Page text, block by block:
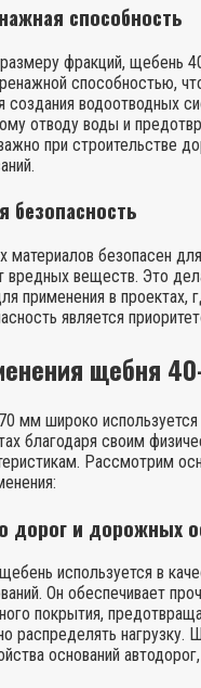
способность
фракций, щебень
способностью,
создания водоотводных
отводу воды и
при строительстве
безопасность
материалов безопасен
веществ. Это
применения в проектах,
является
щебня
мм широко используется
благодаря своим
Рассмотрим
дорог и дорожных
используется в
Он обеспечивает
покрытия,
распределять
оснований